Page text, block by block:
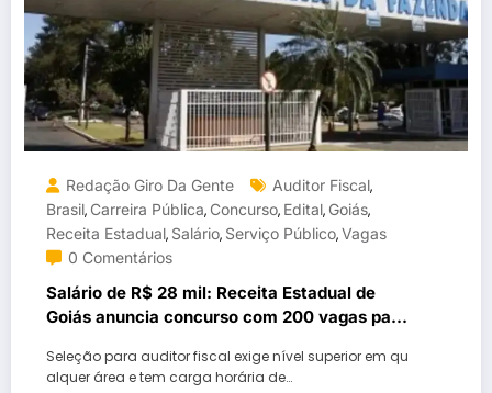
Redação Giro Da Gente Auditor Fiscal,
Brasil, Carreira Pública, Concurso, Edital, Goiás,
Receita Estadual, Salário, Serviço Público,Vagas
0 Comentários
Salário de R$ 28 mil: Receita Estadual de
Goiás anuncia concurso com 200 vagas para
Seleção para auditor fiscal exige nível superior em qu
alquer área e tem carga horária de…